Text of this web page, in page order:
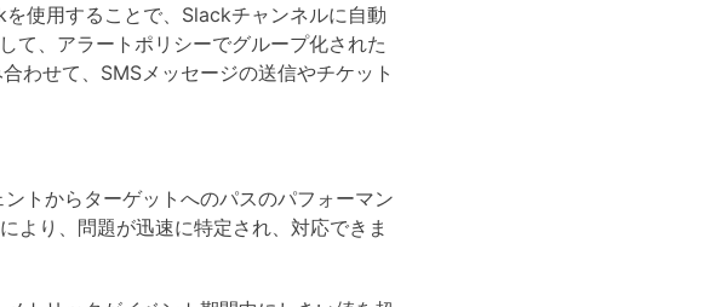
使用することで、Slackチャンネルに自動
て、アラートポリシーでグループ化された
わせて、SMSメッセージの送信やチケット
トからターゲットへのパスのパフォーマン
より、問題が迅速に特定され、対応できま